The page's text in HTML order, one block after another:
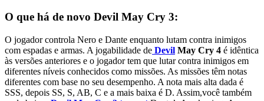
O que há de novo Devil May Cry 3:
O jogador controla Nero e Dante enquanto lutam contra inimigos
com espadas e armas. A jogabilidade de Devil May Cry 4 é idêntica
às versões anteriores e o jogador tem que lutar contra inimigos em
diferentes níveis conhecidos como missões. As missões têm notas
diferentes com base no seu desempenho. A nota mais alta dada é
SSS, depois SS, S, AB, C e a mais baixa é D. Assim,você também